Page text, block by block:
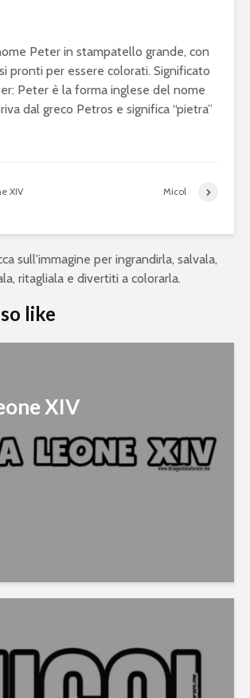
Peter in stampatello grande, con
pronti per essere colorati. Significato
Peter è la forma inglese del nome
dal greco Petros e significa “pietra”
XIV Micol
sull'immagine per ingrandirla, salvala,
ritagliala e divertiti a colorarla.
like
XIV